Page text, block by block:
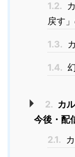
1.2.
戻す
1.3.
1.4.
2. カ
今後・配
2.1.